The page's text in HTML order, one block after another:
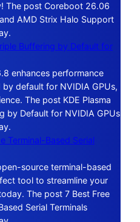
The post Coreboot 26.06
AMD Strix Halo Support
Buffering by Default for
enhances performance
default for NVIDIA GPUs,
The post KDE Plasma
by Default for NVIDIA GPUs
Terminal-Based Serial
source terminal-based
tool to streamline your
The post 7 Best Free
Serial Terminals